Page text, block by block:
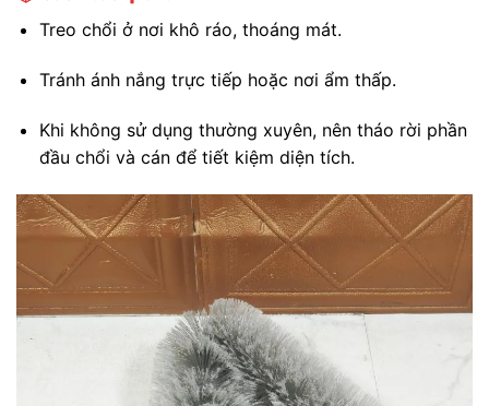
Treo chổi ở nơi khô ráo, thoáng mát.
Tránh ánh nắng trực tiếp hoặc nơi ẩm thấp.
Khi không sử dụng thường xuyên, nên tháo rời phần
đầu chổi và cán để tiết kiệm diện tích.